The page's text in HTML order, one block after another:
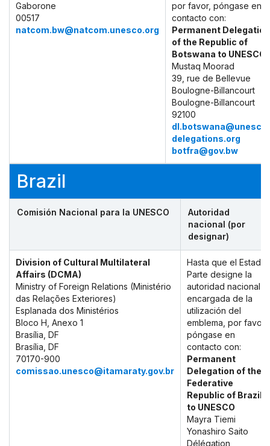
Gaborone
00517
natcom.bw@natcom.unesco.org
por favor, póngase en
contacto con:
Permanent Delegation
of the Republic of
Botswana to UNESCO
Mustaq Moorad
39, rue de Bellevue
Boulogne-Billancourt
Boulogne-Billancourt
92100
delegations.org
botfra@gov.bw
Brazil
Comisión Nacional para la UNESCO
Autoridad
nacional (por
designar)
Division of Cultural Multilateral
Affairs (DCMA)
Ministry of Foreign Relations (Ministério
das Relações Exteriores)
Esplanada dos Ministérios
Bloco H, Anexo 1
Brasília, DF
Brasília, DF
70170-900
comissao.unesco@itamaraty.gov.br
Hasta que el Estado
Parte designe la
autoridad nacional
encargada de la
utilización del
emblema, por favor,
póngase en
contacto con:
Permanent
Delegation of the
Federative
Republic of Brazil
to UNESCO
Mayra Tiemi
Yonashiro Saito
Délégation